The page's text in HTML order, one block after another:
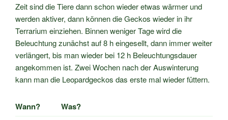
Zeit sind die Tiere dann schon wieder etwas wärmer und
werden aktiver, dann können die Geckos wieder in ihr
Terrarium einziehen. Binnen weniger Tage wird die
Beleuchtung zunächst auf 8 h eingesellt, dann immer weiter
verlängert, bis man wieder bei 12 h Beleuchtungsdauer
angekommen ist. Zwei Wochen nach der Auswinterung
kann man die Leopardgeckos das erste mal wieder füttern.
Wann? Was?